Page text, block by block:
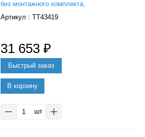
без монтажного комплекта,
Тепловодомер
: ТТ43419
31 653 ₽
В корзину
шт